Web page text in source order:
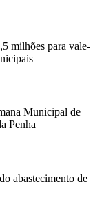
milhões para vale-
Municipal de
Penha
abastecimento de